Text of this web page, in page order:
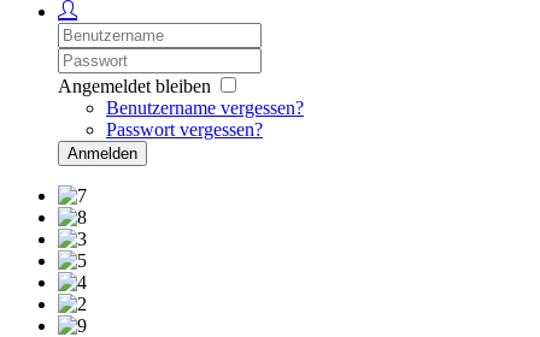
Angemeldet bleiben
Benutzername vergessen?
Passwort vergessen?
Anmelden